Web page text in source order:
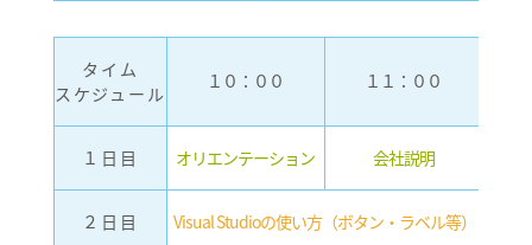
タイム
スケジュール
１０：００ １１：００
１日目 オリエンテーション 会社説明
２日目 Visual Studioの使い方（ボタン・ラベル等）